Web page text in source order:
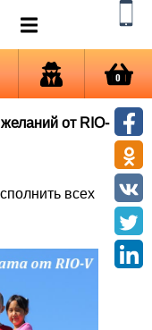
0
от RIO-
всех